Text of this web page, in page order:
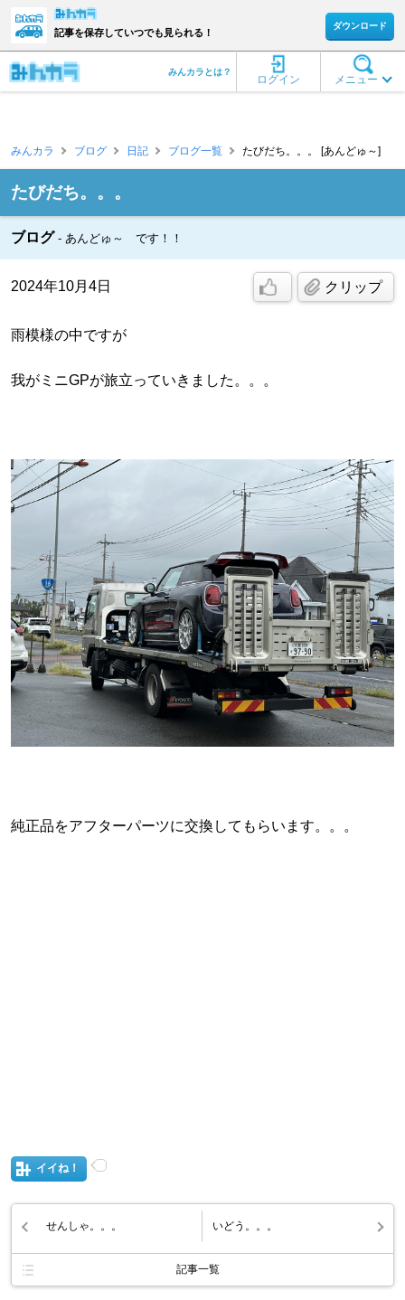
記事を保存していつでも見られる！
ダウンロード
メニュー
ログイン
みんカラとは？
みんカラ ブログ 日記 ブログ一覧 たびだち。。。 [あんどゅ～]
たびだち。。。
ブログ あんどゅ～ です！！
2024年10月4日 クリップ
雨模様の中ですが
我がミニGPが旅立っていきました。。。
純正品をアフターパーツに交換してもらいます。。。
イイね！
せんしゃ。。。 いどう。。。
記事一覧